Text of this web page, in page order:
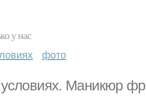
у нас
фото
Маникюр